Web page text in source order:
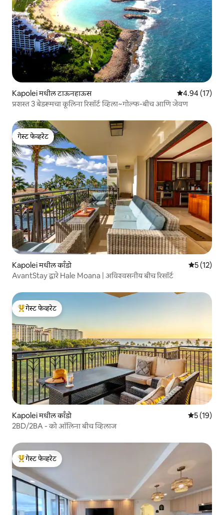
Kapolei मधील टाऊनहाऊस 5 पैकी 4.94
4.94 (17)
प्रशस्त 3 बेडरूमचा कूलिना रिसॉर्ट व्हिला~गोल्फ-बीच आणि जेवण
गेस्ट फेव्हरेट
गेस्ट फेव्हरेट
Kapolei मधील काँडो 5 पैकी 5
5 (12)
AvantStay द्वारे Hale Moana | अविश्वसनीय बीच रिसॉर्ट
टॉप गेस्ट फेव्हरेट
गेस्ट फेव्हरेट
Kapolei मधील काँडो 5 पैकी 5
5 (19)
2BD/2BA - को ऑलिना बीच व्हिलाज
टॉप गेस्ट फेव्हरेट
गेस्ट फेव्हरेट